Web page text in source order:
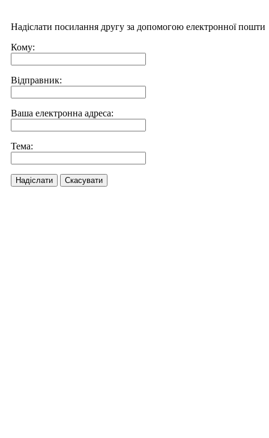
Надіслати посилання другу за допомогою електронної пошти
Кому:
Відправник:
Ваша електронна адреса:
Тема:
Надіслати Скасувати